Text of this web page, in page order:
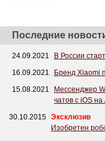
Последние
24.09.2021
В России
16.09.2021
Бренд Xiaomi
15.08.2021
Мессенджер
чатов с iOS на
30.10.2015 Эксклюзив
Изобретен